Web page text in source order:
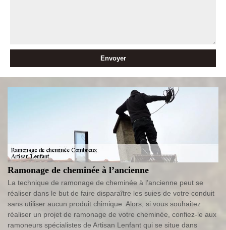
Ramonage de cheminée à l’ancienne
La technique de ramonage de cheminée à l’ancienne peut se
réaliser dans le but de faire disparaître les suies de votre conduit
sans utiliser aucun produit chimique. Alors, si vous souhaitez
réaliser un projet de ramonage de votre cheminée, confiez-le aux
ramoneurs spécialistes de Artisan Lenfant qui se situe dans